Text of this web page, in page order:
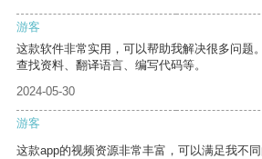
游客
这款软件非常实用，可以帮助我解决很多问题
查找资料、翻译语言、编写代码等。
2024-05-30
游客
这款app的视频资源非常丰富，可以满足我不同